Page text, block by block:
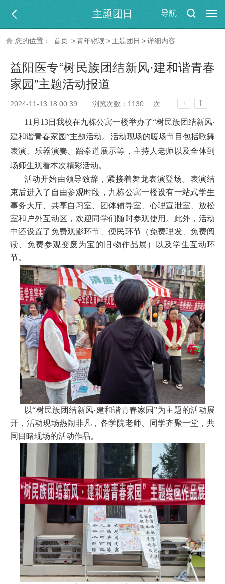
导航
主题团日
您的位置： 首页 >青年锐读> 主题团日 >详细内容
益阳医专“树民族团结新风·建和谐青春
家园”主题活动报道
2024-11-13 18:00:39 浏览次数： 1130 次 T T
11月13日我校在九栋公寓一楼举办了“树民族团结新风·
建和谐青春家园”主题活动。活动现场的暖场节目包括歌舞
表演、乐器演奏、跆拳道展示等，主持人老师以及全体到
场师生观看本次精彩活动。
活动开始由领导致辞，紧接着舞龙表演登场。表演结
束后进入了自由参观时段，九栋公寓一楼设有一站式学生
事务大厅、共享自习室、团体辅导室、心理宣泄室、放松
室和户外互动区，欢迎同学们随时参观使用。此外，活动
中还设置了免费观影环节、便民环节（免费理发、免费阅
读、免费参观变废为宝的旧物作品展）以及学生互动环
节。
以“树民族团结新风·建和谐青春家园”为主题的活动展
开，活动现场热闹非凡，各学院老师、同学齐聚一堂，共
同目睹现场的活动作品。